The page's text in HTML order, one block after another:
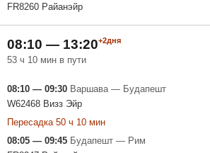
FR8260 Райанэйр
08:10 — 13:20+2дня
53 ч 10 мин в пути
08:10 — 09:30 Варшава — Будапешт
W62468 Визз Эйр
Пересадка 50 ч 10 мин
08:05 — 09:45 Будапешт — Рим